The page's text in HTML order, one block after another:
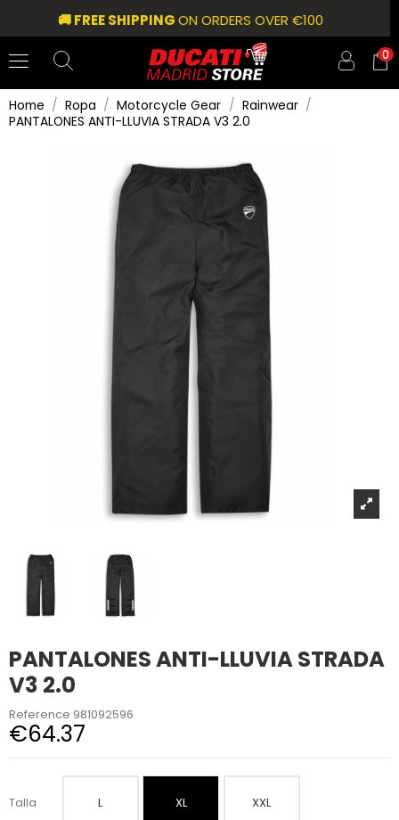
🚚 FREE SHIPPINGON ORDERS OVER €100
0
Home Ropa Motorcycle Gear
Rainwear
PANTALONES ANTI-LLUVIA STRADA V3 2.0
PANTALONES ANTI-LLUVIA STRADA
V3 2.0
Reference 981092596
€64.37
Talla L XL XXL